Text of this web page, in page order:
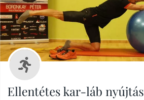
Ellentétes kar-láb nyújtás